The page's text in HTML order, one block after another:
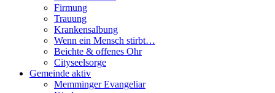
Firmung
Trauung
Krankensalbung
Wenn ein Mensch stirbt…
Beichte & offenes Ohr
Cityseelsorge
Gemeinde aktiv
Memminger Evangeliar